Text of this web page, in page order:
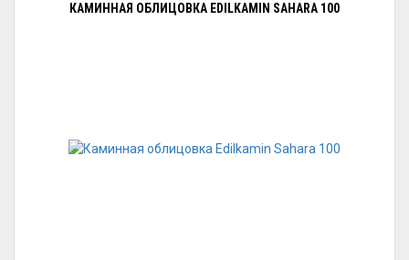
КАМИННАЯ ОБЛИЦОВКА EDILKAMIN SAHARA 100